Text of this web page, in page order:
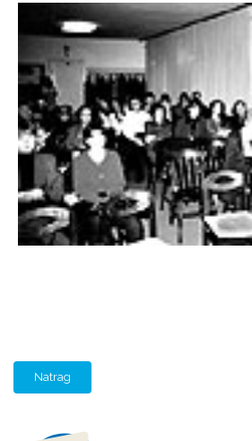
Natrag